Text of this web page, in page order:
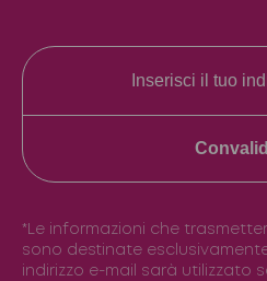
*Le informazioni che
sono destinate esclusivamente
indirizzo e-mail sarà utilizzato